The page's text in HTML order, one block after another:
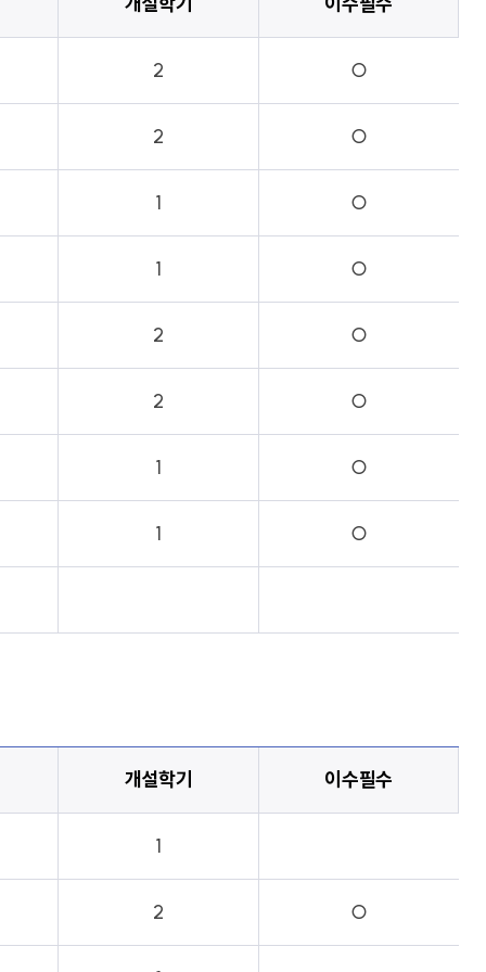
2 ○
2 ○
1 ○
1 ○
2 ○
2 ○
1 ○
1 ○
개설학기 이수필수
1
2 ○